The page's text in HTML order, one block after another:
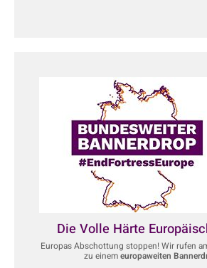
Die Volle Härte
Europas Abschottung stoppen! Wir rufen
zu einemeuropaweiten